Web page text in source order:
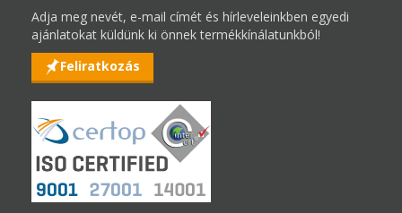
Adja meg nevét, e-mail címét és hírleveleinkben egyedi
ajánlatokat küldünk ki önnek termékkínálatunkból!
Feliratkozás